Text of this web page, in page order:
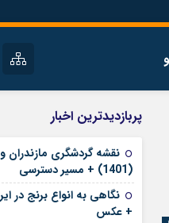
آپارات
رمز عبور
راه اندازی سایت و
سایت های خبری و
پربازدیدترین اخبار
نقشه گردشگری
(1401) + مسیر دسترسی
نگاهی به انواع برنج در
+ عکس